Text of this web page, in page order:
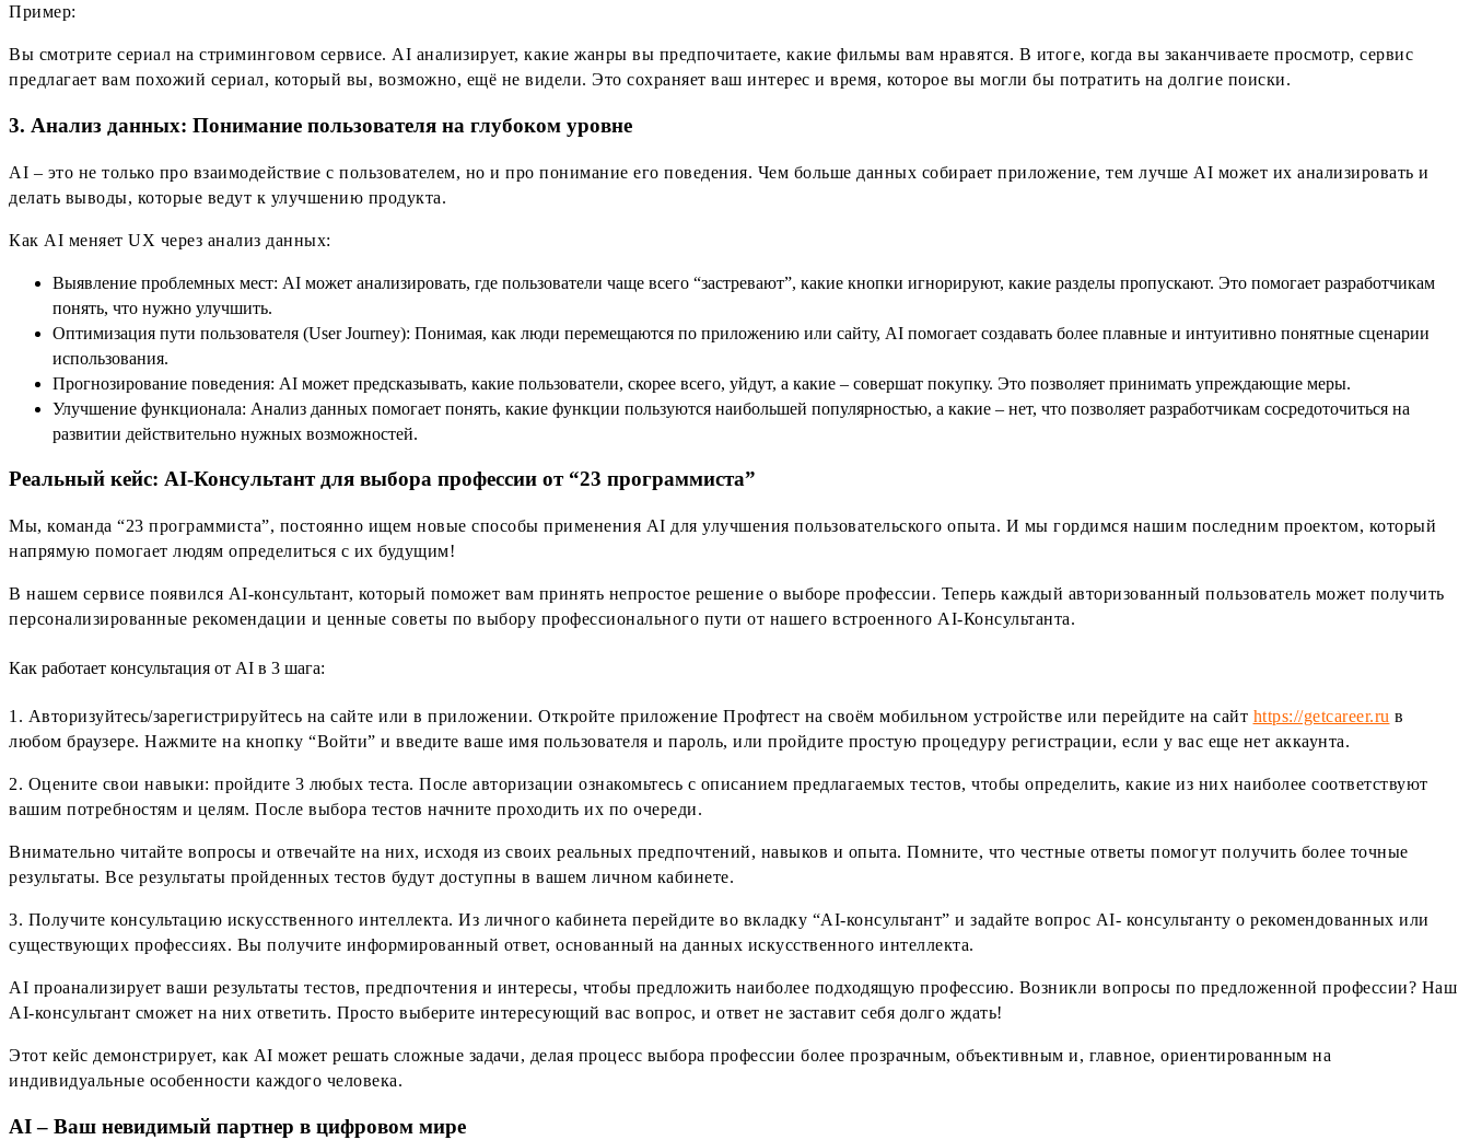
Пример:
Вы смотрите сериал на стриминговом сервисе. AI анализирует, какие жанры вы предпочитаете, какие фильмы вам нравятся. В итоге, когда вы заканчиваете просмотр, сервис
предлагает вам похожий сериал, который вы, возможно, ещё не видели. Это сохраняет ваш интерес и время, которое вы могли бы потратить на долгие поиски.
3. Анализ данных: Понимание пользователя на глубоком уровне
AI – это не только про взаимодействие с пользователем, но и про понимание его поведения. Чем больше данных собирает приложение, тем лучше AI может их анализировать и
делать выводы, которые ведут к улучшению продукта.
Как AI меняет UX через анализ данных:
Выявление проблемных мест: AI может анализировать, где пользователи чаще всего “застревают”, какие кнопки игнорируют, какие разделы пропускают. Это помогает разработчикам
понять, что нужно улучшить.
Оптимизация пути пользователя (User Journey): Понимая, как люди перемещаются по приложению или сайту, AI помогает создавать более плавные и интуитивно понятные сценарии
использования.
Прогнозирование поведения: AI может предсказывать, какие пользователи, скорее всего, уйдут, а какие – совершат покупку. Это позволяет принимать упреждающие меры.
Улучшение функционала: Анализ данных помогает понять, какие функции пользуются наибольшей популярностью, а какие – нет, что позволяет разработчикам сосредоточиться на
развитии действительно нужных возможностей.
Реальный кейс: AI-Консультант для выбора профессии от “23 программиста”
Мы, команда “23 программиста”, постоянно ищем новые способы применения AI для улучшения пользовательского опыта. И мы гордимся нашим последним проектом, который
напрямую помогает людям определиться с их будущим!
В нашем сервисе появился AI-консультант, который поможет вам принять непростое решение о выборе профессии. Теперь каждый авторизованный пользователь может получить
персонализированные рекомендации и ценные советы по выбору профессионального пути от нашего встроенного AI-Консультанта.
Как работает консультация от AI в 3 шага:
1. Авторизуйтесь/зарегистрируйтесь на сайте или в приложении. Откройте приложение Профтест на своём мобильном устройстве или перейдите на сайт https://getcareer.ru в
любом браузере. Нажмите на кнопку “Войти” и введите ваше имя пользователя и пароль, или пройдите простую процедуру регистрации, если у вас еще нет аккаунта.
2. Оцените свои навыки: пройдите 3 любых теста. После авторизации ознакомьтесь с описанием предлагаемых тестов, чтобы определить, какие из них наиболее соответствуют
вашим потребностям и целям. После выбора тестов начните проходить их по очереди.
Внимательно читайте вопросы и отвечайте на них, исходя из своих реальных предпочтений, навыков и опыта. Помните, что честные ответы помогут получить более точные
результаты. Все результаты пройденных тестов будут доступны в вашем личном кабинете.
3. Получите консультацию искусственного интеллекта. Из личного кабинета перейдите во вкладку “AI-консультант” и задайте вопрос AI- консультанту о рекомендованных или
существующих профессиях. Вы получите информированный ответ, основанный на данных искусственного интеллекта.
AI проанализирует ваши результаты тестов, предпочтения и интересы, чтобы предложить наиболее подходящую профессию. Возникли вопросы по предложенной профессии? Наш
AI-консультант сможет на них ответить. Просто выберите интересующий вас вопрос, и ответ не заставит себя долго ждать!
Этот кейс демонстрирует, как AI может решать сложные задачи, делая процесс выбора профессии более прозрачным, объективным и, главное, ориентированным на
индивидуальные особенности каждого человека.
AI – Ваш невидимый партнер в цифровом мире